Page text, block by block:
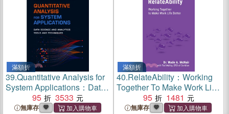
滿額折
39.Quantitative Analysis for
System Applications：Data
Science and Analytics Tools
and Techniques
95 3533
無庫存
滿額折
40.RelateAbility：Working
Together To Make Work Life
95 1481
無庫存